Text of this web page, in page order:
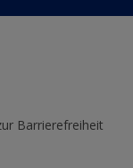
Barrierefreiheit